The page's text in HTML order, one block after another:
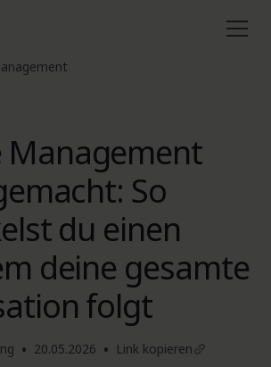
Management
So
du einen
deine gesamte
folgt
• 20.05.2026 • Link kopieren